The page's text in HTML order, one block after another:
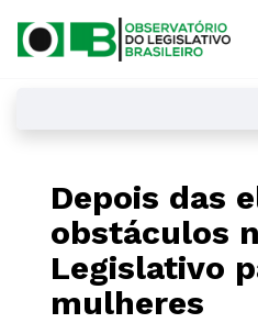
Depois das
obstáculos
Legislativo
mulheres